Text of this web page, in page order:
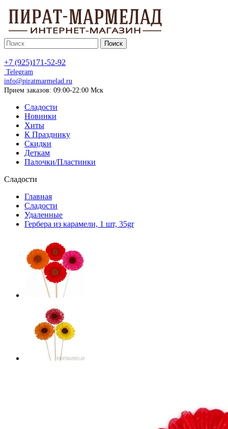
Поиск
+7 (925)171-52-92
Telegram
info@piratmarmelad.ru
Прием заказов: 09:00-22:00 Мск
Сладости
Новинки
Хиты
К Празднику
Скидки
Деткам
Палочки/Пластинки
Сладости
Главная
Сладости
Удаленные
Гербера из карамели, 1 шт, 35gr